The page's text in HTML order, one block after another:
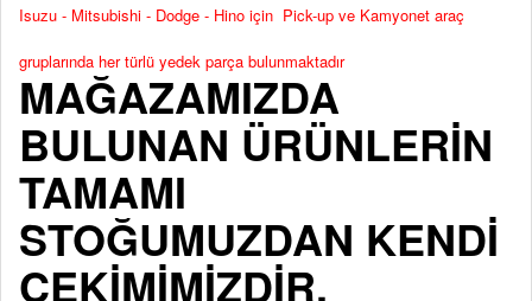
Isuzu - Mitsubishi - Dodge - Hino için Pick-up ve Kamyonet araç
gruplarında her türlü yedek parça bulunmaktadır
MAĞAZAMIZDA
BULUNAN ÜRÜNLERİN
TAMAMI
STOĞUMUZDAN KENDİ
ÇEKİMİMİZDİR.